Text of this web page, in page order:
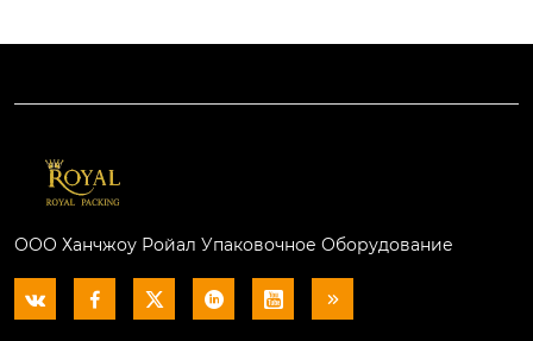
дногранную линейк
у, одиночную грань,
втоматический скле
ивающий преднагр
еватель, клеящую м
шину, исходя из ваш
ООО Ханчжоу Ройал Упаковочное Оборудование
     